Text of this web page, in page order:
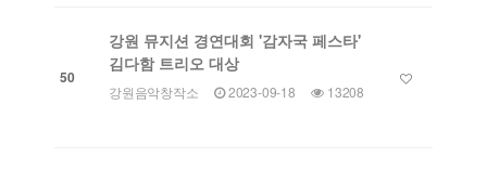
50
강원 뮤지션 경연대회 '감자국 페스타'
김다함 트리오 대상
강원음악창작소 2023-09-18 13208